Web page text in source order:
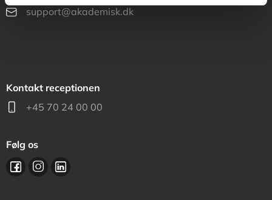
support@akademisk.dk
Kontakt receptionen
+45 70 24 00 00
Følg os